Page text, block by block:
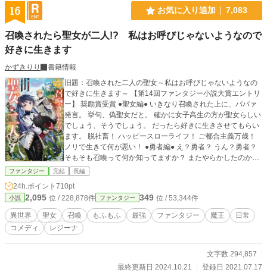
16 お気に入り追加 7,083
召喚されたら聖女が二人!? 私はお呼びじゃないようなので
好きに生きます
かずきりり
書籍情報
旧題：召喚された二人の聖女～私はお呼びじゃないようなの
で好きに生きます～ 【第14回ファンタジー小説大賞エントリ
ー】 奨励賞受賞 ●聖女編● いきなり召喚された上に、ババァ
発言。 挙句、偽聖女だと。 確かに女子高生の方が聖女らしい
でしょう、そうでしょう。 だったら好きに生きさせてもらい
ます。 脱社畜！ ハッピースローライフ！ ご都合主義万歳！
ノリで生きて何が悪い！ ●勇者編● え？勇者？ うん？勇者？
そもそも召喚って何か知ってますか？ またやらかしたのかバ
カ王子ー！ ●魔界編● いきおくれって分かってるわー！ それ
よりも、クロを探しに魔界へ！ 魔界という場所は……とてつ
もなかった そしてクロはクロだった。 魔界でも見事になして
みせようスローライフ！ 邪魔するなら排除します！ ------------
-- 恋愛はスローペース 物事を組み立てる、という訓練のため
三部作長編を予定しております。
ファンタジー 完結 長編
24h.ポイント 710pt
小説 2,095 位 / 228,878件 ファンタジー 349 位 / 53,344件
異世界 聖女 召喚 もふもふ 最強 ファンタジー 魔王
日常
コメディ
レジーナ
文字数 294,857
最終更新日 2024.10.21
登録日 2021.07.17